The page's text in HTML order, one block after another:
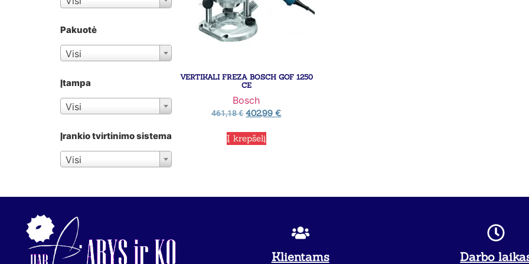
Pakuotė
Visi
Įtampa
Visi
Įrankio tvirtinimo sistema
Visi
VERTIKALI FREZA BOSCH GOF 1250
CE
Bosch
461,18€ 402,99€
Į krepšelį
Klientams Darbo